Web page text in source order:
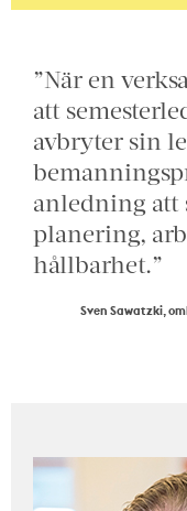
”När en
att
avbryter sin
anledning att
planering,
hållbarhet.”
Sven Sawatzki,